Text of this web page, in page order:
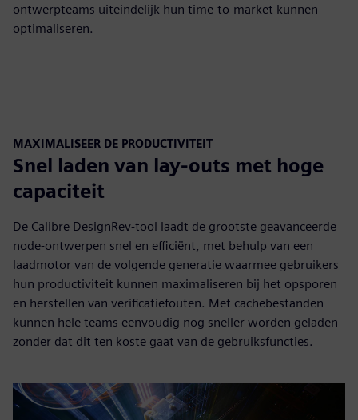
ontwerpteams uiteindelijk hun time-to-market kunnen
optimaliseren.
MAXIMALISEER DE PRODUCTIVITEIT
Snel laden van lay-outs met hoge
capaciteit
De Calibre DesignRev-tool laadt de grootste geavanceerde
node-ontwerpen snel en efficiënt, met behulp van een
laadmotor van de volgende generatie waarmee gebruikers
hun productiviteit kunnen maximaliseren bij het opsporen
en herstellen van verificatiefouten. Met cachebestanden
kunnen hele teams eenvoudig nog sneller worden geladen
zonder dat dit ten koste gaat van de gebruiksfuncties.